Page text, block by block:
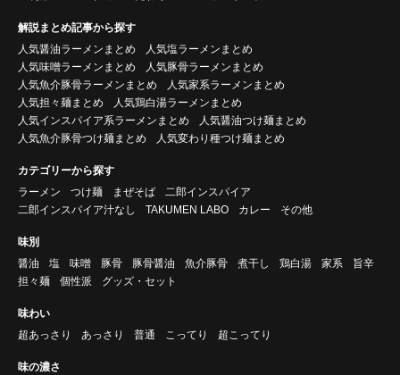
解説まとめ記事から探す
人気醤油ラーメンまとめ
人気塩ラーメンまとめ
人気味噌ラーメンまとめ
人気豚骨ラーメンまとめ
人気魚介豚骨ラーメンまとめ
人気家系ラーメンまとめ
人気担々麺まとめ
人気鶏白湯ラーメンまとめ
人気インスパイア系ラーメンまとめ
人気醤油つけ麺まとめ
人気魚介豚骨つけ麺まとめ
人気変わり種つけ麺まとめ
カテゴリーから探す
ラーメン
つけ麺 まぜそば
二郎インスパイア
二郎インスパイア汁なし
TAKUMEN LABO カレー その他
味別
醤油
塩 味噌 豚骨 豚骨醤油 魚介豚骨 煮干し 鶏白湯 家系
旨辛
担々麺
個性派 グッズ・セット
味わい
超あっさり
あっさり 普通 こってり 超こってり
味の濃さ